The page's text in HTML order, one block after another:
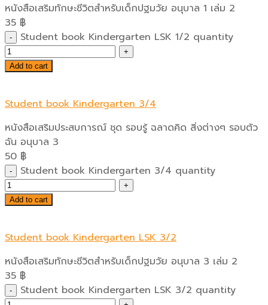
หนังสือเสริมทักษะชีวิตสำหรับเด็กปฐมวัย อนุบาล 1 เล่ม 2
35 ฿
Student book Kindergarten LSK 1/2 quantity
Add to cart
Student book Kindergarten 3/4
หนังสือเสริมประสบการณ์ ชุด รอบรู้ ฉลาดคิด สิ่งต่างๆ รอบตัว
ฉัน อนุบาล 3
50 ฿
Student book Kindergarten 3/4 quantity
Add to cart
Student book Kindergarten LSK 3/2
หนังสือเสริมทักษะชีวิตสำหรับเด็กปฐมวัย อนุบาล 3 เล่ม 2
35 ฿
Student book Kindergarten LSK 3/2 quantity